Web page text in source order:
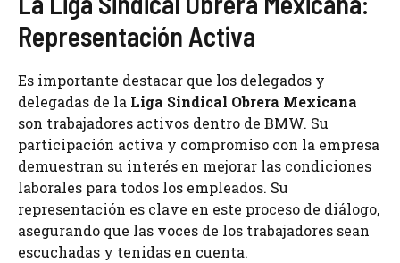
Representación Activa
Es importante destacar que los delegados y
delegadas de la Liga Sindical Obrera Mexicana
son trabajadores activos dentro de BMW. Su
participación activa y compromiso con la empresa
demuestran su interés en mejorar las condiciones
laborales para todos los empleados. Su
representación es clave en este proceso de diálogo,
asegurando que las voces de los trabajadores sean
escuchadas y tenidas en cuenta.